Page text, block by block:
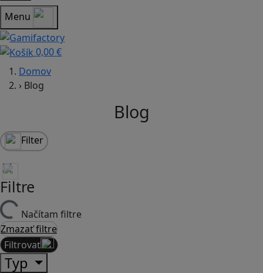
Menu
0,00 €
Domov
› Blog
Blog
Filter
Filtre
Načítam filtre
Zmazať filtre
Filtrovať
Typ